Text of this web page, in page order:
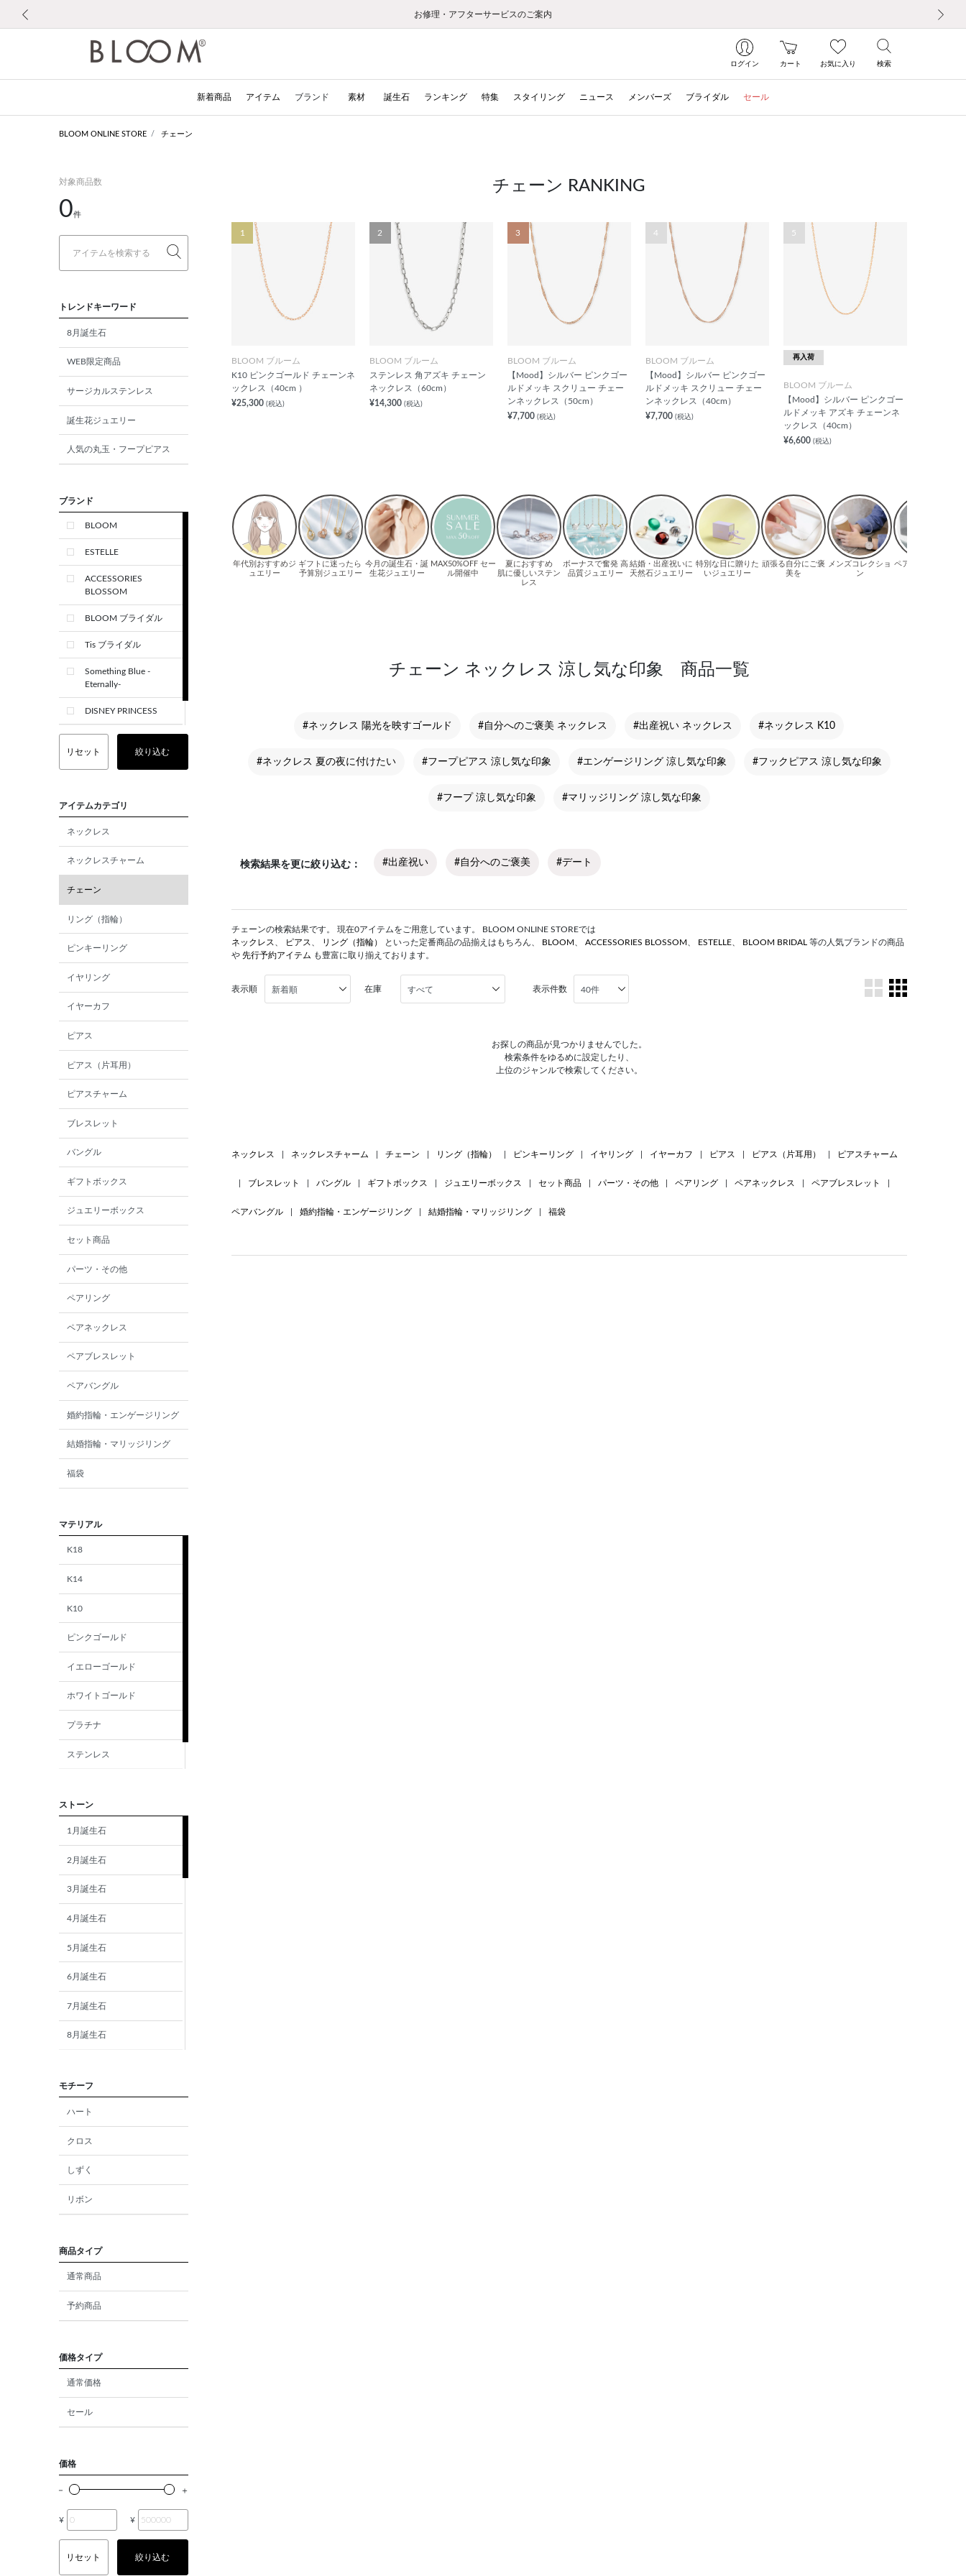
お修理・アフターサービスのご案内
【重要】令和８年熊本地震に伴う集配への影響について
【重要】ギフトラッピング料金改定および仕様変更のお知らせ
【重要】夏季休業の営業についてのご案内
税込5,500円以上で送料無料｜最短24時間以内に発送
新規会員登録で1000ポイントプレゼント！
LINE友だち登録で500円クーポンプレゼント
会員限定！レビュー投稿で100ポイントプレゼント
お修理・アフターサービスのご案内
【重要】令和８年熊本地震に伴う集配への影響について
ログイン カート お気に入り 検索
新着商品 アイテム ブランド 素材 誕生石 ランキング 特集 スタイリング ニュース メンバーズ ブライダル セール
BLOOM ONLINE STORE チェーン
対象商品数
0件
トレンドキーワード
8月誕生石
WEB限定商品
サージカルステンレス
誕生花ジュエリー
人気の丸玉・フープピアス
ブランド
BLOOM
ESTELLE
ACCESSORIES
BLOSSOM
BLOOM ブライダル
Tis ブライダル
Something Blue -
Eternally-
DISNEY PRINCESS
CREST+
リセット
絞り込む
アイテムカテゴリ
ネックレス
ネックレスチャーム
チェーン
リング（指輪）
ピンキーリング
イヤリング
イヤーカフ
ピアス
ピアス（片耳用）
ピアスチャーム
ブレスレット
バングル
ギフトボックス
ジュエリーボックス
セット商品
パーツ・その他
ペアリング
ペアネックレス
ペアブレスレット
ペアバングル
婚約指輪・エンゲージリング
結婚指輪・マリッジリング
福袋
マテリアル
K18
K14
K10
ピンクゴールド
イエローゴールド
ホワイトゴールド
プラチナ
ステンレス
ストーン
1月誕生石
2月誕生石
3月誕生石
4月誕生石
5月誕生石
6月誕生石
7月誕生石
8月誕生石
エメラルド
パール
ムーンストーン
トルマリン
オパール
モチーフ
ハート
クロス
しずく
リボン
商品タイプ
通常商品
予約商品
価格タイプ
通常価格
セール
価格
¥ ¥
リセット 絞り込む
チェーン RANKING
1
BLOOM ブルーム
K10 ピンクゴールド チェーンネ
ックレス（40cm ）
¥25,300 (税込)
2
BLOOM ブルーム
ステンレス 角アズキ チェーン
ネックレス（60cm）
¥14,300 (税込)
3
BLOOM ブルーム
【Mood】シルバー ピンクゴー
ルドメッキ スクリュー チェー
ンネックレス（50cm）
¥7,700 (税込)
4
BLOOM ブルーム
【Mood】シルバー ピンクゴー
ルドメッキ スクリュー チェー
ンネックレス（40cm）
¥7,700 (税込)
5
再入荷
BLOOM ブルーム
【Mood】シルバー ピンクゴー
ルドメッキ アズキ チェーンネ
ックレス（40cm）
¥6,600 (税込)
チェーン ネックレス 涼し気な印象 商品一覧
#ネックレス 陽光を映すゴールド #自分へのご褒美 ネックレス #出産祝い ネックレス #ネックレス K10
#ネックレス 夏の夜に付けたい #フープピアス 涼し気な印象 #エンゲージリング 涼し気な印象 #フックピアス 涼し気な印象
#フープ 涼し気な印象 #マリッジリング 涼し気な印象
検索結果を更に絞り込む #出産祝い #自分へのご褒美 #デート
チェーンの検索結果です。 現在0アイテムをご用意しています。 BLOOM ONLINE STOREでは
ネックレス
ピアス リング（指輪） といった定番商品の品揃えはもちろん、 BLOOM ACCESSORIES BLOSSOM ESTELLE BLOOM BRIDAL 等の人気ブランドの商品
や 先行予約アイテム も豊富に取り揃えております。
表示順 在庫 表示件数
お探しの商品が見つかりませんでした。
検索条件をゆるめに設定したり、
上位のジャンルで検索してください。
ネックレス ネックレスチャーム チェーン リング（指輪） ピンキーリング イヤリング イヤーカフ ピアス ピアス（片耳用） ピアスチャーム
ブレスレット バングル ギフトボックス ジュエリーボックス セット商品 パーツ・その他 ペアリング ペアネックレス ペアブレスレット
ペアバングル 婚約指輪・エンゲージリング 結婚指輪・マリッジリング 福袋